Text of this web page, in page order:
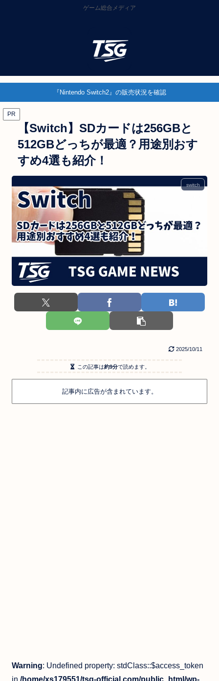
ゲーム総合メディア
『Nintendo Switch2』の販売状況を確認
PR
【Switch】SDカードは256GBと
512GBどっちが最適？用途別おす
すめ4選も紹介！
switch
2025/10/11
この記事は約9分で読めます。
記事内に広告が含まれています。
Warning: Undefined property: stdClass::$access_token
in /home/xs179551/tsg-official.com/public_html/wp-